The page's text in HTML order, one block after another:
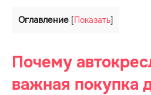
Оглавление [Показать]
Почему
важная покупка